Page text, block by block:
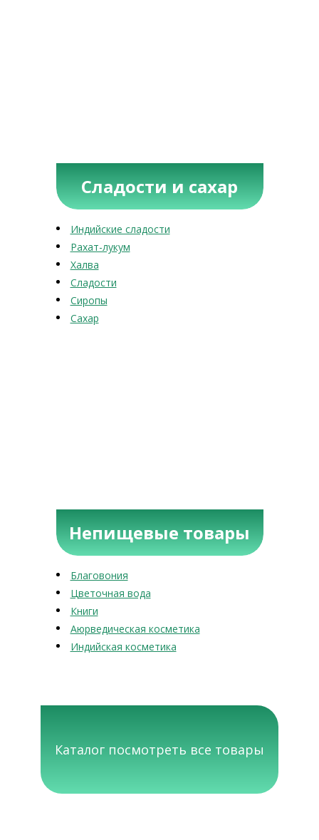
Сладости и сахар
Индийские сладости
Рахат-лукум
Халва
Сладости
Сиропы
Сахар
Непищевые товары
Благовония
Цветочная вода
Книги
Аюрведическая косметика
Индийская косметика
Каталог посмотреть все товары